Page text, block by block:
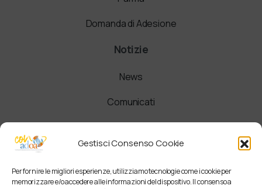
Gestisci Consenso Cookie
Per fornire le migliori esperienze, utilizziamo tecnologie come i cookie per
memorizzare e/o accedere alle informazioni del dispositivo. Il consenso a
Domanda di Adesione
Notizie
News
Comunicati